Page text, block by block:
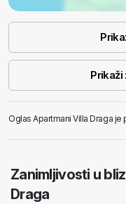
Prikaži
Oglas Apartmani Villa Draga je
Zanimljivosti u
Draga